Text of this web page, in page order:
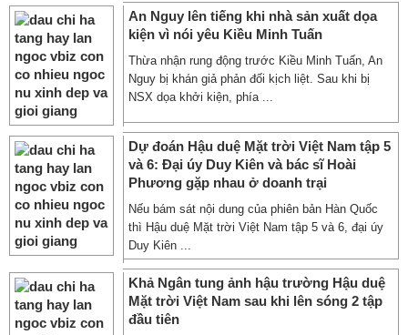
An Nguy lên tiếng khi nhà sản xuất dọa
kiện vì nói yêu Kiều Minh Tuấn
Thừa nhận rung động trước Kiều Minh Tuấn, An
Nguy bị khán giả phản đối kịch liệt. Sau khi bị
NSX dọa khởi kiện, phía ...
Dự đoán Hậu duệ Mặt trời Việt Nam tập 5
và 6: Đại úy Duy Kiên và bác sĩ Hoài
Phương gặp nhau ở doanh trại
Nếu bám sát nội dung của phiên bản Hàn Quốc
thì Hậu duệ Mặt trời Việt Nam tập 5 và 6, đại úy
Duy Kiên ...
Khả Ngân tung ảnh hậu trường Hậu duệ
Mặt trời Việt Nam sau khi lên sóng 2 tập
đầu tiên